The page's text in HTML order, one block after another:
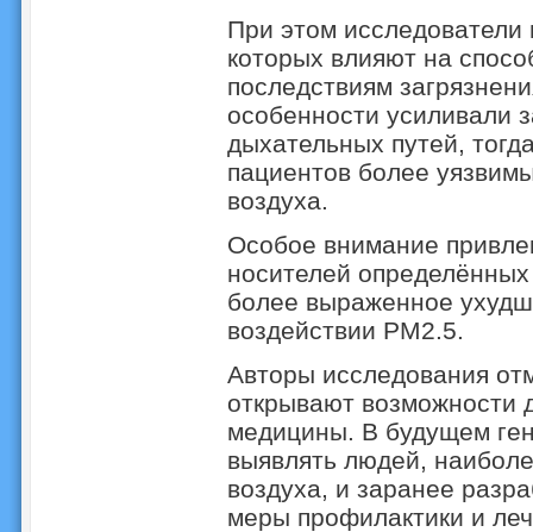
При этом
которых влияют на
последствиям
особенности усиливали
дыхательных путей,
пациентов более
воздуха.
Особое внимание
носителей
более выраженное
воздействии PM2.5.
Авторы исследования
открывают возможности
медицины. В будущем
выявлять людей,
воздуха, и заранее
меры профилактики и